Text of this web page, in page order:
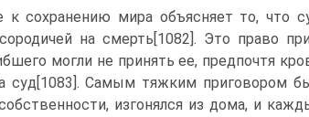
к сохранению мира объясняет то, что
на смерть[1082]. Это право
могли не принять ее, предпочтя
суд[1083]. Самым тяжким приговором
изгонялся из дома, и